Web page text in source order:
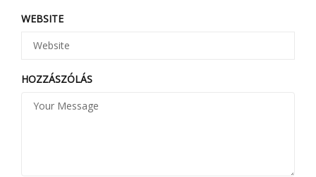
WEBSITE
HOZZÁSZÓLÁS